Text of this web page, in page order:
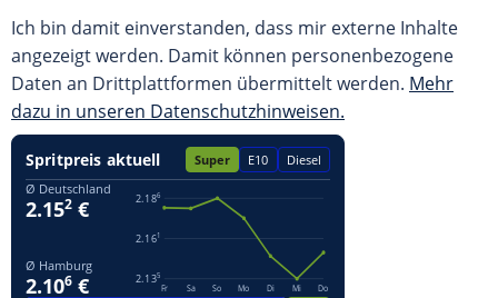
Ich bin damit einverstanden, dass mir externe Inhalte
angezeigt werden. Damit können personenbezogene
Daten an Drittplattformen übermittelt werden. Mehr
dazu in unseren Datenschutzhinweisen.